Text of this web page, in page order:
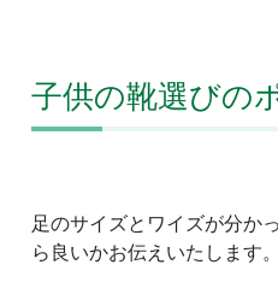
子供の靴選びの
足のサイズとワイズが分か
ら良いかお伝えいたします。